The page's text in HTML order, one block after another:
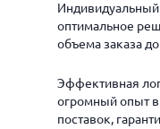
оптимальное
объема заказа
Эффективная
огромный опыт
поставок,